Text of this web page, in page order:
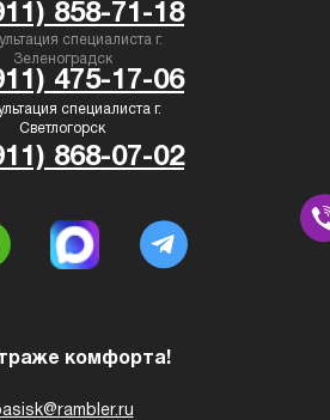
комфорта!
специалиста г.
Светлогорск
специалиста г.
Зеленоградск
858-71-18
475-17-06
868-07-02